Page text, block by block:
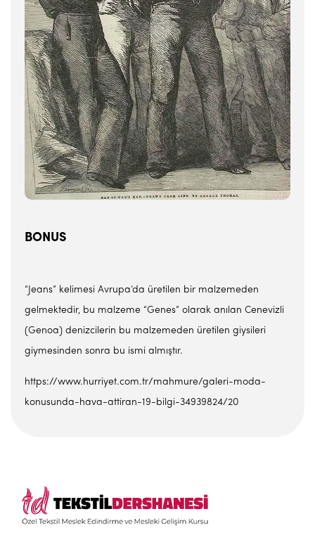
BONUS
“Jeans” kelimesi Avrupa’da üretilen bir malzemeden
gelmektedir, bu malzeme “Genes” olarak anılan Cenevizli
(Genoa) denizcilerin bu malzemeden üretilen giysileri
giymesinden sonra bu ismi almıştır.
https://www.hurriyet.com.tr/mahmure/galeri-moda-
konusunda-hava-attiran-19-bilgi-34939824/20